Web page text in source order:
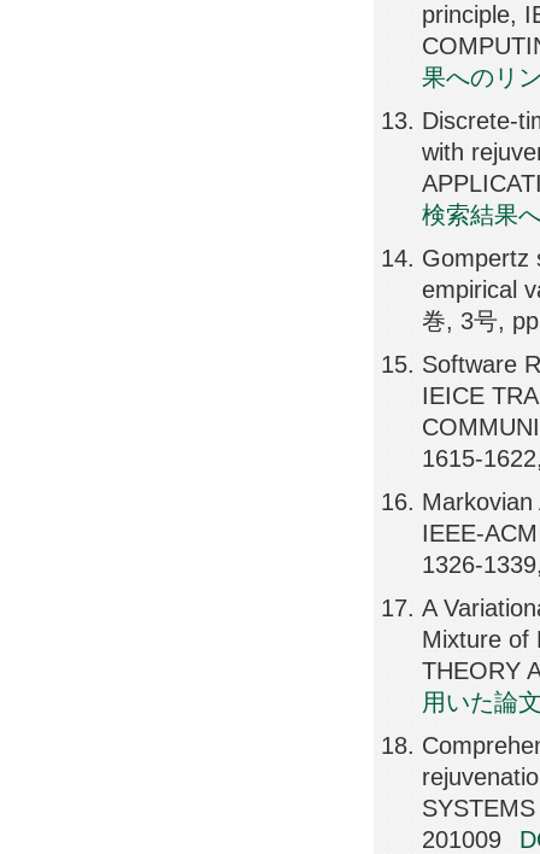
principle,
果へのリ
Discrete-
with
検索結果
Gompertz
empirical
巻, 3号,
Software
IEICE
1615-
IEEE-
1326-
A
Mixture of
THEORY
用いた論
201009